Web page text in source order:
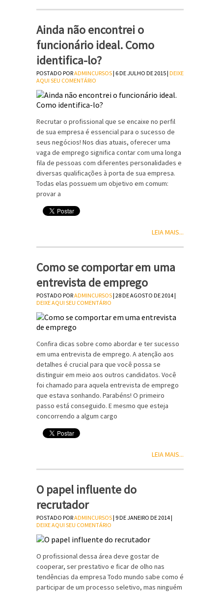
Ainda não encontrei o
funcionário ideal. Como
identifica-lo?
POSTADO PORADMINCURSOS| 6 DE JULHO DE 2015 | DEIXE
AQUI SEU COMENTÁRIO
Recrutar o profissional que se encaixe no perfil
de sua empresa é essencial para o sucesso de
seus negócios! Nos dias atuais, oferecer uma
vaga de emprego significa contar com uma longa
fila de pessoas com diferentes personalidades e
diversas qualificações à porta de sua empresa.
Todas elas possuem um objetivo em comum:
provar a
LEIA MAIS...
Como se comportar em uma
entrevista de emprego
POSTADO PORADMINCURSOS| 28 DE AGOSTO DE 2014 |
DEIXE AQUI SEU COMENTÁRIO
Confira dicas sobre como abordar e ter sucesso
em uma entrevista de emprego. A atenção aos
detalhes é crucial para que você possa se
distinguir em meio aos outros candidatos. Você
foi chamado para aquela entrevista de emprego
que estava sonhando. Parabéns! O primeiro
passo está conseguido. E mesmo que esteja
concorrendo a algum cargo
LEIA MAIS...
O papel influente do
recrutador
POSTADO PORADMINCURSOS| 9 DE JANEIRO DE 2014 |
DEIXE AQUI SEU COMENTÁRIO
O profissional dessa área deve gostar de
cooperar, ser prestativo e ficar de olho nas
tendências da empresa Todo mundo sabe como é
participar de um processo seletivo, mas ninguém